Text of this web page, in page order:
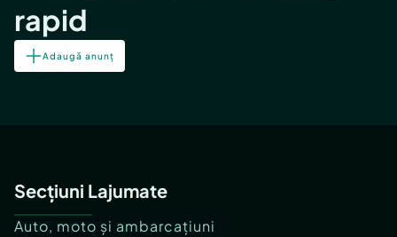
rapid
Adaugă anunț
Secțiuni Lajumate
Auto, moto și ambarcațiuni